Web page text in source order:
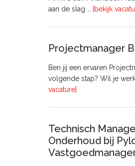
aan de slag …
[bekijk
Projectmanager
Ben jij een ervaren
volgende stap? Wil je
vacature]
Technisch
Onderhoud bij